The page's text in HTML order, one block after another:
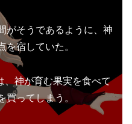
がそうであるように、神
を宿していた。
、神が育む果実を食べて
買ってしまう。